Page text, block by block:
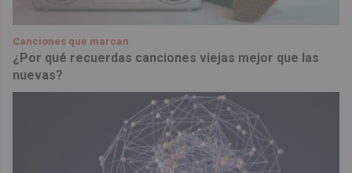
Canciones que marcan
¿Por qué recuerdas canciones viejas mejor que las
nuevas?